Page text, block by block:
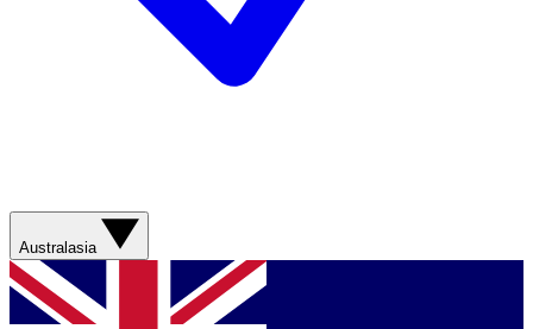
Australasia